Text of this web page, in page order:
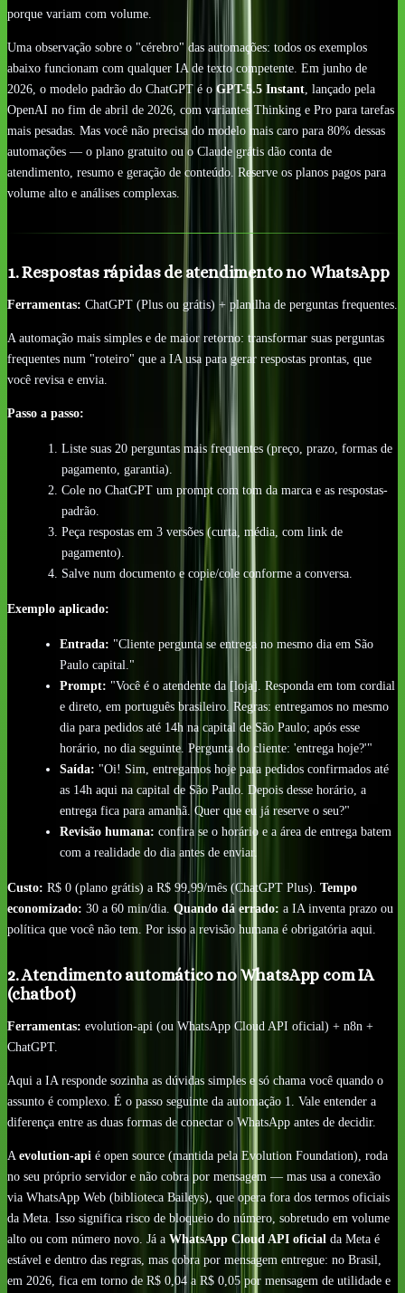
porque variam com volume.
Uma observação sobre o "cérebro" das automações: todos os exemplos
abaixo funcionam com qualquer IA de texto competente. Em junho de
2026, o modelo padrão do ChatGPT é o GPT-5.5 Instant , lançado pela
OpenAI no fim de abril de 2026, com variantes Thinking e Pro para tarefas
mais pesadas. Mas você não precisa do modelo mais caro para 80% dessas
automações — o plano gratuito ou o Claude grátis dão conta de
atendimento, resumo e geração de conteúdo. Reserve os planos pagos para
volume alto e análises complexas.
1. Respostas rápidas de atendimento no WhatsApp
Ferramentas: ChatGPT (Plus ou grátis) + planilha de perguntas frequentes.
A automação mais simples e de maior retorno: transformar suas perguntas
frequentes num "roteiro" que a IA usa para gerar respostas prontas, que
você revisa e envia.
Passo a passo:
Liste suas 20 perguntas mais frequentes (preço, prazo, formas de
pagamento, garantia).
Cole no ChatGPT um prompt com tom da marca e as respostas-
padrão.
Peça respostas em 3 versões (curta, média, com link de
pagamento).
Salve num documento e copie/cole conforme a conversa.
Exemplo aplicado:
Entrada: "Cliente pergunta se entrega no mesmo dia em São
Paulo capital."
Prompt: "Você é o atendente da [loja]. Responda em tom cordial
e direto, em português brasileiro. Regras: entregamos no mesmo
dia para pedidos até 14h na capital de São Paulo; após esse
horário, no dia seguinte. Pergunta do cliente: 'entrega hoje?'"
Saída: "Oi! Sim, entregamos hoje para pedidos confirmados até
as 14h aqui na capital de São Paulo. Depois desse horário, a
entrega fica para amanhã. Quer que eu já reserve o seu?"
Revisão humana: confira se o horário e a área de entrega batem
com a realidade do dia antes de enviar.
Custo: R$ 0 (plano grátis) a R$ 99,99/mês (ChatGPT Plus). Tempo
economizado: 30 a 60 min/dia. Quando dá errado: a IA inventa prazo ou
política que você não tem. Por isso a revisão humana é obrigatória aqui.
2. Atendimento automático no WhatsApp com IA
(chatbot)
Ferramentas: evolution-api (ou WhatsApp Cloud API oficial) + n8n +
ChatGPT.
Aqui a IA responde sozinha as dúvidas simples e só chama você quando o
assunto é complexo. É o passo seguinte da automação 1. Vale entender a
diferença entre as duas formas de conectar o WhatsApp antes de decidir.
Aevolution-api é open source (mantida pela Evolution Foundation), roda
no seu próprio servidor e não cobra por mensagem — mas usa a conexão
via WhatsApp Web (biblioteca Baileys), que opera fora dos termos oficiais
da Meta. Isso significa risco de bloqueio do número, sobretudo em volume
alto ou com número novo. Já a WhatsApp Cloud API oficial da Meta é
estável e dentro das regras, mas cobra por mensagem entregue: no Brasil,
em 2026, fica em torno de R$ 0,04 a R$ 0,05 por mensagem de utilidade e